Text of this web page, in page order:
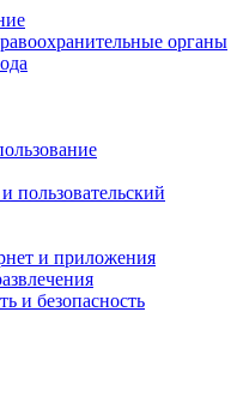
органы
пользовательский
и приложения
и безопасность